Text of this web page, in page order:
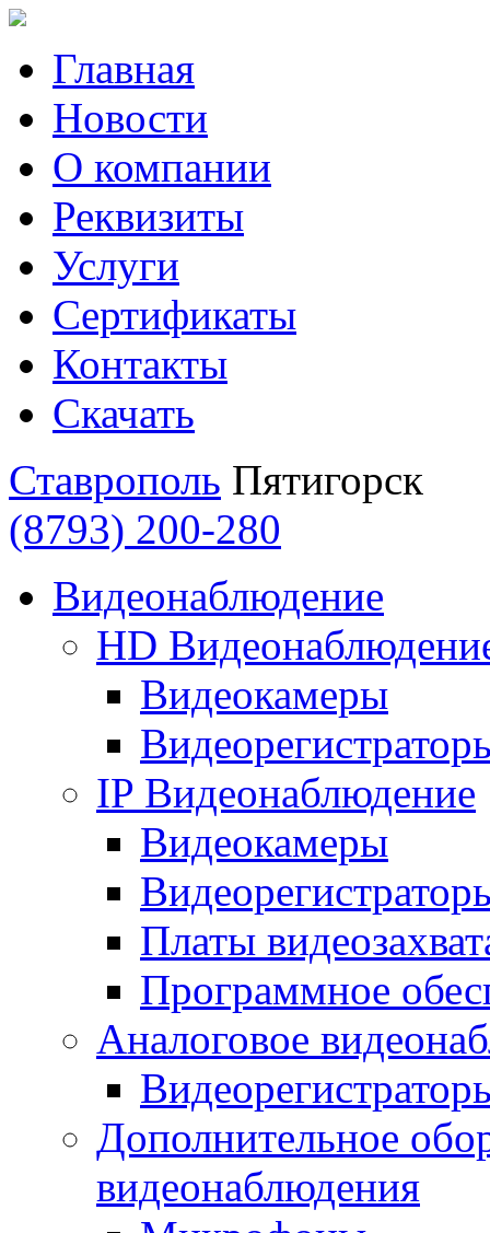
Главная
Новости
О компании
Реквизиты
Услуги
Сертификаты
Контакты
Скачать
Ставрополь Пятигорск
(8793) 200-280
Видеонаблюдение
HD
Видеокамеры
IP Видеонаблюдение
Видеокамеры
Платы
Программное
Аналоговое
Дополнительное
видеонаблюдения